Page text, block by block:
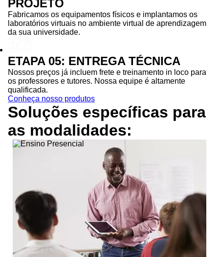
PROJETO
Fabricamos os equipamentos físicos e implantamos os
laboratórios virtuais no ambiente virtual de aprendizagem
da sua universidade.
ETAPA 05: ENTREGA TÉCNICA
Nossos preços já incluem frete e treinamento in loco para
os professores e tutores. Nossa equipe é altamente
qualificada.
Conheça nosso produtos
Soluções específicas para
as modalidades: